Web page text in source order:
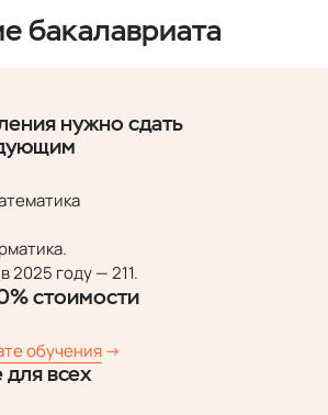
бакалавриата
нужно сдать
2025 году — 211.
стоимости
обучения
для всех